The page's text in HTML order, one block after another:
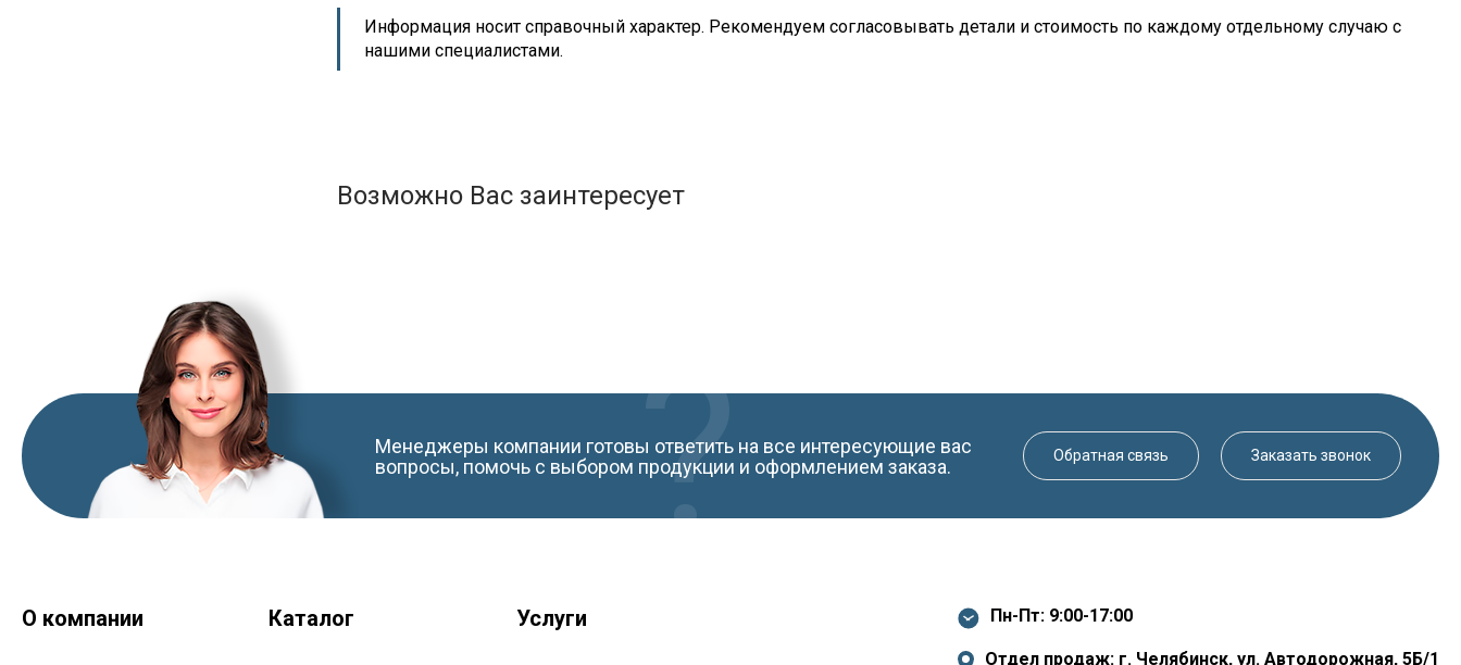
Информация носит справочный характер. Рекомендуем согласовывать детали и стоимость по каждому отдельному случаю с
нашими специалистами.
Возможно Вас заинтересует
Менеджеры компании готовы ответить на все интересующие вас
вопросы, помочь с выбором продукции и оформлением заказа.
Обратная связь Заказать звонок
Краски-174.рф
О компании Каталог Услуги Пн-Пт: 9:00-17:00
Отдел продаж: г. Челябинск, ул. Автодорожная, 5Б/1